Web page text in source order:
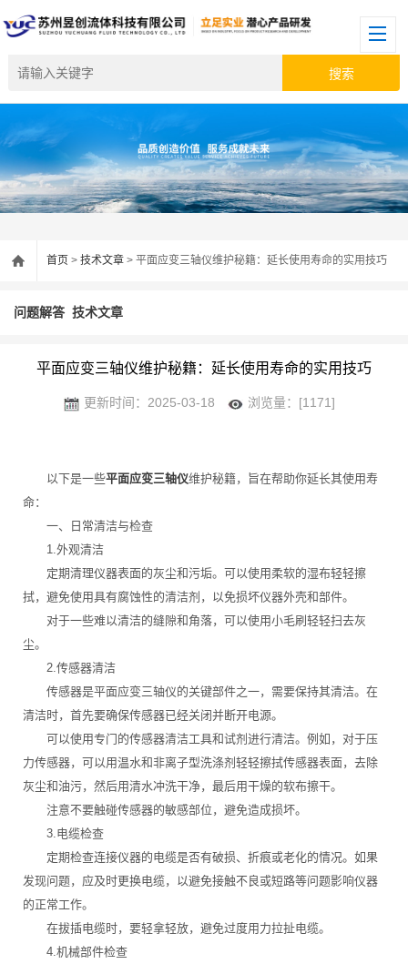
首页 > 技术文章 > 平面应变三轴仪维护秘籍：延长使用寿命的实用技巧
问题解答 技术文章
平面应变三轴仪维护秘籍：延长使用寿命的实用技巧
更新时间：2025-03-18 浏览量：[1171]
以下是一些平面应变三轴仪维护秘籍，旨在帮助你延长其使用寿
命：
一、日常清洁与检查
1.外观清洁
定期清理仪器表面的灰尘和污垢。可以使用柔软的湿布轻轻擦
拭，避免使用具有腐蚀性的清洁剂，以免损坏仪器外壳和部件。
对于一些难以清洁的缝隙和角落，可以使用小毛刷轻轻扫去灰
尘。
2.传感器清洁
传感器是平面应变三轴仪的关键部件之一，需要保持其清洁。在
清洁时，首先要确保传感器已经关闭并断开电源。
可以使用专门的传感器清洁工具和试剂进行清洁。例如，对于压
力传感器，可以用温水和非离子型洗涤剂轻轻擦拭传感器表面，去除
灰尘和油污，然后用清水冲洗干净，最后用干燥的软布擦干。
注意不要触碰传感器的敏感部位，避免造成损坏。
3.电缆检查
定期检查连接仪器的电缆是否有破损、折痕或老化的情况。如果
发现问题，应及时更换电缆，以避免接触不良或短路等问题影响仪器
的正常工作。
在拔插电缆时，要轻拿轻放，避免过度用力拉扯电缆。
4.机械部件检查